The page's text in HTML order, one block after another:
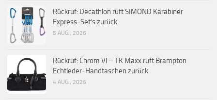
Rückruf: Decathlon ruft SIMOND Karabiner
Express-Set’s zurück
5 AUG., 2026
Rückruf: Chrom VI – TK Maxx ruft Brampton
Echtleder-Handtaschen zurück
4 AUG., 2026